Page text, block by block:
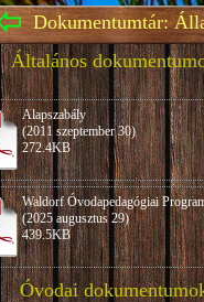
Dokumentumtár:
Általános
Alapszabály
(2011 szeptember 30)
272.4KB
Waldorf Óvodapedagógiai
(2025 augusztus 29)
439.5KB
Óvodai